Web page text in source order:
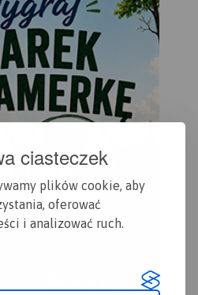
ciasteczek
plików cookie, aby
oferować
i analizować ruch.